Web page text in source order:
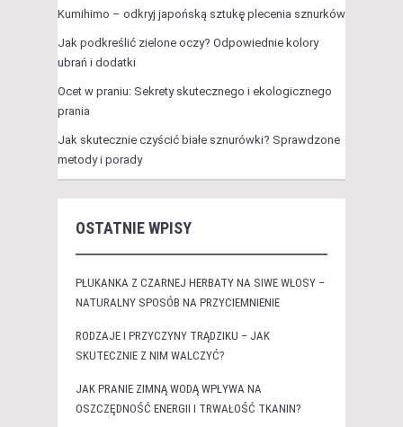
Kumihimo – odkryj japońską sztukę plecenia sznurków
Jak podkreślić zielone oczy? Odpowiednie kolory
ubrań i dodatki
Ocet w praniu: Sekrety skutecznego i ekologicznego
prania
Jak skutecznie czyścić białe sznurówki? Sprawdzone
metody i porady
OSTATNIE WPISY
PŁUKANKA Z CZARNEJ HERBATY NA SIWE WŁOSY –
NATURALNY SPOSÓB NA PRZYCIEMNIENIE
RODZAJE I PRZYCZYNY TRĄDZIKU – JAK
SKUTECZNIE Z NIM WALCZYĆ?
JAK PRANIE ZIMNĄ WODĄ WPŁYWA NA
OSZCZĘDNOŚĆ ENERGII I TRWAŁOŚĆ TKANIN?